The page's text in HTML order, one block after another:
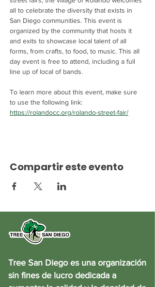
all to celebrate the diversity that exists in
San Diego communities. This event is
organized by the community that hosts it
and exits to showcase local talent of all
forms, from crafts, to food, to music. This all
day event is free to attend, including a full
line up of local of bands.
To learn more about this event, make sure
to use the following link:
https://rolandocc.org/rolando-street-fair/
Compartir este evento
Tree San Diego es una organización
sin fines de lucro dedicada a